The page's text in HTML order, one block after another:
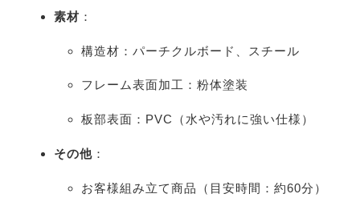
素材 ：
構造材：パーチクルボード、スチール
フレーム表面加工：粉体塗装
板部表面：PVC（水や汚れに強い仕様）
その他 ：
お客様組み立て商品（目安時間：約60分）